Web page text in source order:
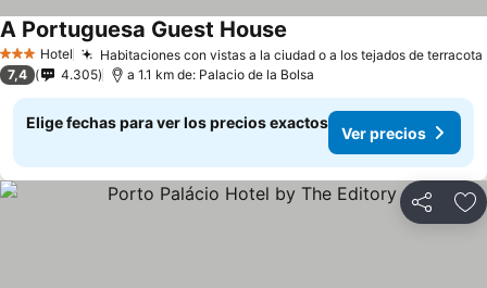
3 Estrellas
Hotel Habitaciones con vistas a la ciudad o a los tejados de terracota
A Portuguesa Guest House
7,4 4.305 a 1.1 km de: Palacio de la Bolsa
Elige fechas para ver los precios exactos
Ver precios
Compartir